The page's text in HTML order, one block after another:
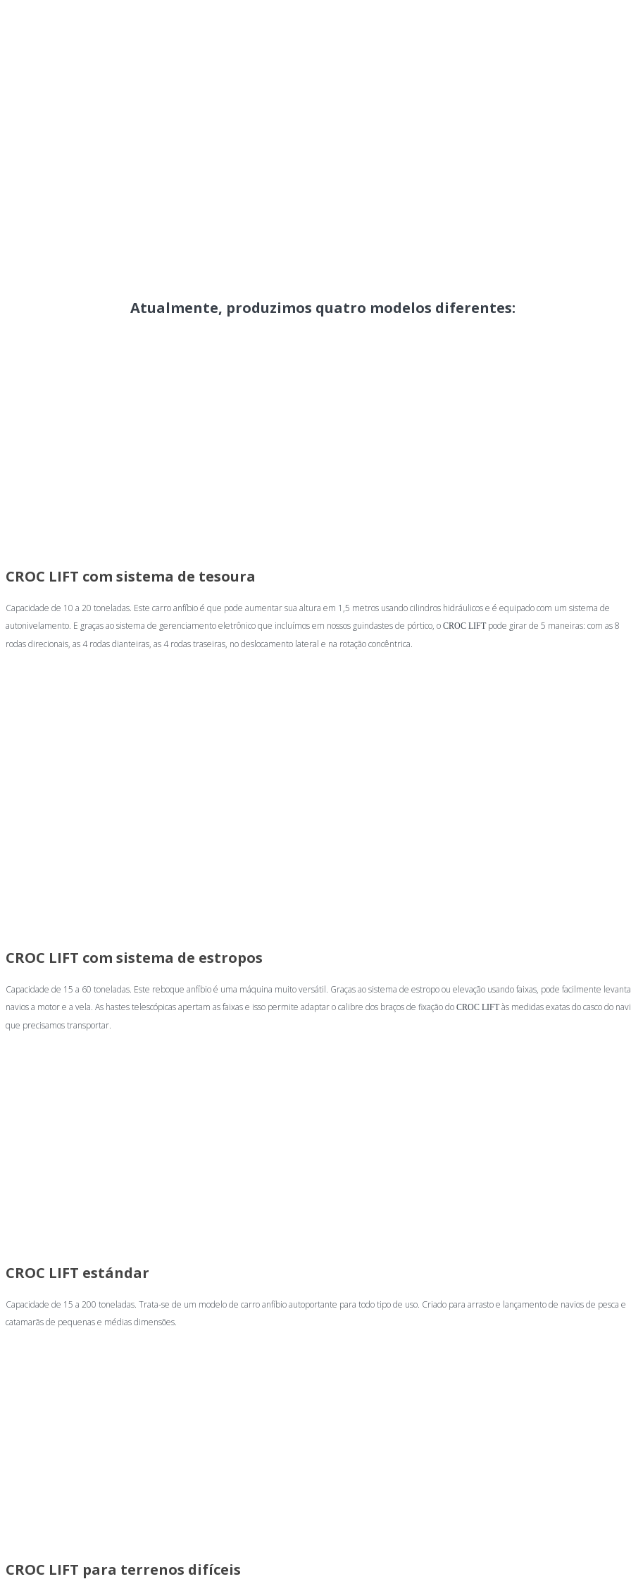
Atualmente, produzimos quatro modelos diferentes:
CROC LIFT com sistema de tesoura
Capacidade de 10 a 20 toneladas. Este carro anfíbio é que pode aumentar sua altura em 1,5 metros usando cilindros hidráulicos e é equipado com um sistema de
autonivelamento. E graças ao sistema de gerenciamento eletrônico que incluímos em nossos guindastes de pórtico, o CROC LIFTpode girar de 5 maneiras: com as 8
rodas direcionais, as 4 rodas dianteiras, as 4 rodas traseiras, no deslocamento lateral e na rotação concêntrica.
CROC LIFT com sistema de estropos
Capacidade de 15 a 60 toneladas. Este reboque anfíbio é uma máquina muito versátil. Graças ao sistema de estropo ou elevação usando faixas, pode facilmente
navios a motor e a vela. As hastes telescópicas apertam as faixas e isso permite adaptar o calibre dos braços de fixação do CROC LIFTàs medidas exatas do casco do
que precisamos transportar.
CROC LIFT estándar
Capacidade de 15 a 200 toneladas. Trata-se de um modelo de carro anfíbio autoportante para todo tipo de uso. Criado para arrasto e lançamento de navios de pesca e
catamarãs de pequenas e médias dimensões.
CROC LIFT para terrenos difíceis